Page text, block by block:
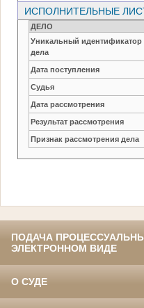
ИСПОЛНИТЕЛЬНЫЕ
ДЕЛО
Уникальный идентификатор
дела
Дата поступления
Судья
Дата рассмотрения
Результат рассмотрения
Признак рассмотрения дела
ПОДАЧА
ЭЛЕКТРОННОМ ВИДЕ
О СУДЕ